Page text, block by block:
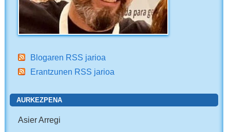
Blogaren RSS jarioa
Erantzunen RSS jarioa
AURKEZPENA
Asier Arregi